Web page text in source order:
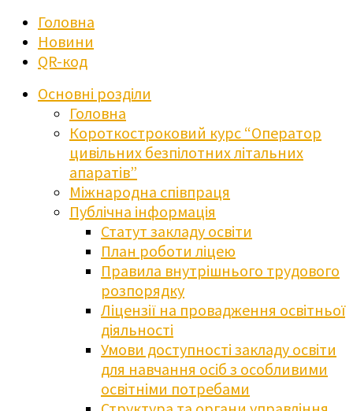
Головна
Новини
QR-код
Основні розділи
Головна
Короткостроковий курс “Оператор
цивільних безпілотних літальних
апаратів”
Міжнародна співпраця
Публічна інформація
Статут закладу освіти
План роботи ліцею
Правила внутрішнього трудового
розпорядку
Ліцензії на провадження освітньої
діяльності
Умови доступності закладу освіти
для навчання осіб з особливими
освітніми потребами